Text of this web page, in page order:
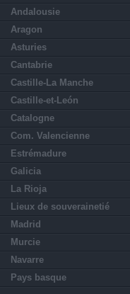
Andalousie
Aragon
Asturies
Cantabrie
Castille-La Manche
Castille-et-León
Catalogne
Com. Valencienne
Estrémadure
Galicia
La Rioja
Lieux de souverainetié
Madrid
Murcie
Navarre
Pays basque